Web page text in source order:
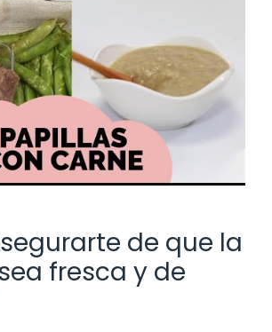
de que la
fresca y de